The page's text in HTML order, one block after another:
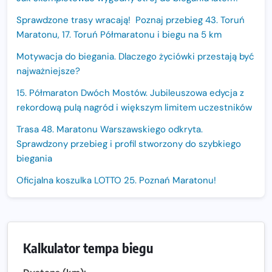
Sprawdzone trasy wracają! Poznaj przebieg 43. Toruń
Maratonu, 17. Toruń Półmaratonu i biegu na 5 km
Motywacja do biegania. Dlaczego życiówki przestają być
najważniejsze?
15. Półmaraton Dwóch Mostów. Jubileuszowa edycja z
rekordową pulą nagród i większym limitem uczestników
Trasa 48. Maratonu Warszawskiego odkryta.
Sprawdzony przebieg i profil stworzony do szybkiego
biegania
Oficjalna koszulka LOTTO 25. Poznań Maratonu!
Kalkulator tempa biegu